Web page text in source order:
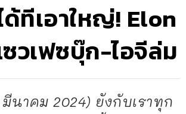
ทีเอาใหญ่! Elon
วเฟซบุ๊ก-ไอจีล่ม
นาคม 2024) ยังกับเราทุก